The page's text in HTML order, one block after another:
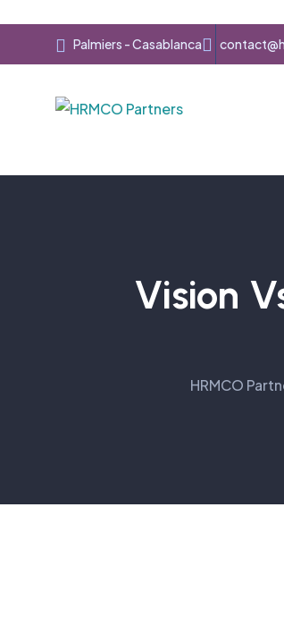
Palmiers - Casablanca
Vision
HRMCO